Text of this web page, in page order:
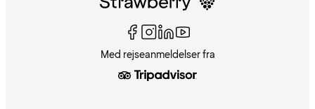
Med rejseanmeldelser fra